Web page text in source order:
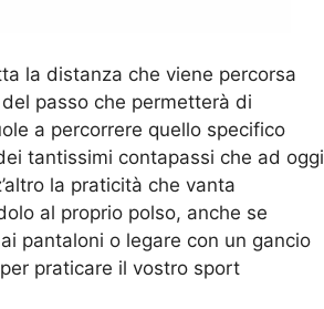
la distanza che viene percorsa
passo che permetterà di
a percorrere quello specifico
tantissimi contapassi che ad oggi
la praticità che vanta
al proprio polso, anche se
pantaloni o legare con un gancio
praticare il vostro sport